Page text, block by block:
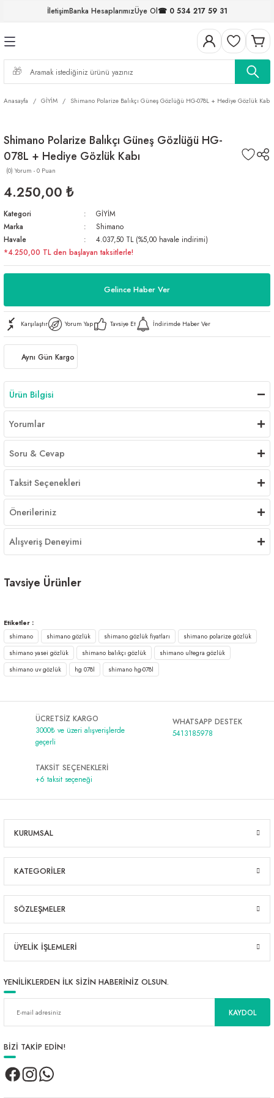
İletişimBanka HesaplarımızÜye Ol☎ 0 534 217 59 31
Geri Dön
Geri Dön
Geri Dön
MİSİNALAR
Geri Dön
FIRDÖNDÜLER
Geri Dön
Geri Dön
Geri Dön
Geri Dön
Anasayfa GİYİM Shimano Polarize Balıkçı Güneş Gözlüğü HG-078L + Hediye Gözlük Kabı
Shimano Polarize Balıkçı Güneş Gözlüğü HG-
078L + Hediye Gözlük Kabı
(0) Yorum - 0 Puan
4.250,00 ₺
Kategori
GİYİM
Marka
Shimano
Havale
4.037,50 TL (%5,00 havale indirimi)
*4.250,00 TL den başlayan taksitlerle!
Gelince Haber Ver
Karşılaştır Yorum Yap Tavsiye Et İndirimde Haber Ver
Aynı Gün Kargo
Ürün Bilgisi
Yorumlar
Soru & Cevap
Taksit Seçenekleri
Önerileriniz
Alışveriş Deneyimi
Tavsiye Ürünler
2.411,00 ₺
Tükendi
Shimano Eyewear Ultegra Kaplumbağa Kabuğu & Bakır Gözlük
2.290,45 ₺
2.411,00 ₺
Etiketler :
shimano
shimano gözlük shimano gözlük fiyatları
shimano polarize gözlük
shimano yasei gözlük
shimano balıkçı gözlük
shimano ultegra gözlük
shimano uv gözlük
hg 078l shimano hg-078l
ÜCRETSİZ KARGO
3000₺ ve üzeri alışverişlerde
geçerli
WHATSAPP DESTEK
5413185978
TAKSİT SEÇENEKLERİ
+6 taksit seçeneği
KURUMSAL
KATEGORİLER
SÖZLEŞMELER
ÜYELİK İŞLEMLERİ
YENİLİKLERDEN İLK SİZİN HABERİNİZ OLSUN.
KAYDOL
BİZİ TAKİP EDİN!